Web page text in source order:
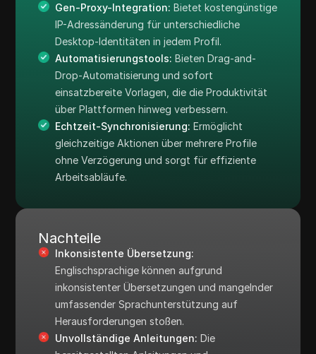
Gen-Proxy-Integration: Bietet kostengünstige
IP-Adressänderung für unterschiedliche
Desktop-Identitäten in jedem Profil.
Automatisierungstools: Bieten Drag-and-
Drop-Automatisierung und sofort
einsatzbereite Vorlagen, die die Produktivität
über Plattformen hinweg verbessern.
Echtzeit-Synchronisierung: Ermöglicht
gleichzeitige Aktionen über mehrere Profile
ohne Verzögerung und sorgt für effiziente
Arbeitsabläufe.
Nachteile
Inkonsistente Übersetzung:
Englischsprachige können aufgrund
inkonsistenter Übersetzungen und mangelnder
umfassender Sprachunterstützung auf
Herausforderungen stoßen.
Unvollständige Anleitungen: Die